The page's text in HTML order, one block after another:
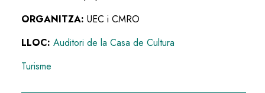
ORGANITZA: UEC i CMRO
LLOC: Auditori de la Casa de Cultura
Turisme